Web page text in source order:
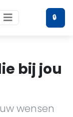
🔒
bij jou
wensen